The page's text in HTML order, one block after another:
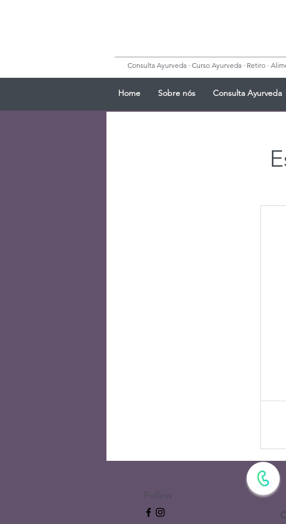
Consulta Ayurveda · Curso Ayurveda · Retiro ·
Home Sobre nós Consulta Ayurveda
Follow